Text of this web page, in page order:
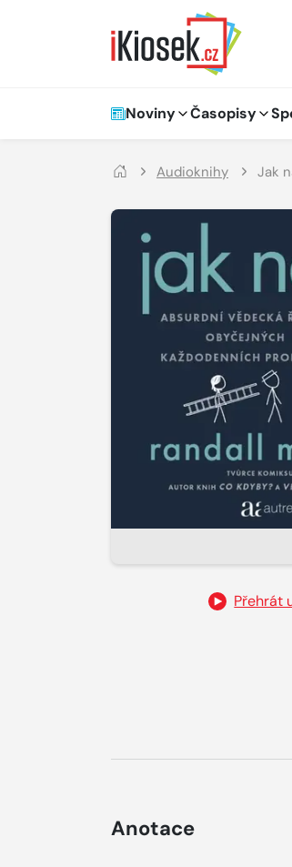
Hlavní navigace
Noviny Časopisy
Audioknihy Jak
Přehrát
Anotace